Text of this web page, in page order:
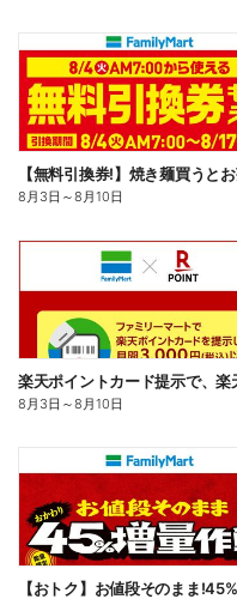
8月3日 ～8月10日
8月3日 ～8月10日